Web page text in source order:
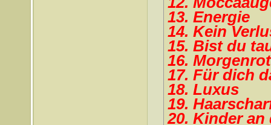
13. Energie
14. Kein
15. Bist du
16. Morgenrot
17. Für dich
18. Luxus
19.
20. Kinder an